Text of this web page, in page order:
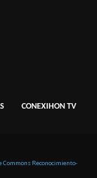
CONEXIHON TV
Commons Reconocimiento-